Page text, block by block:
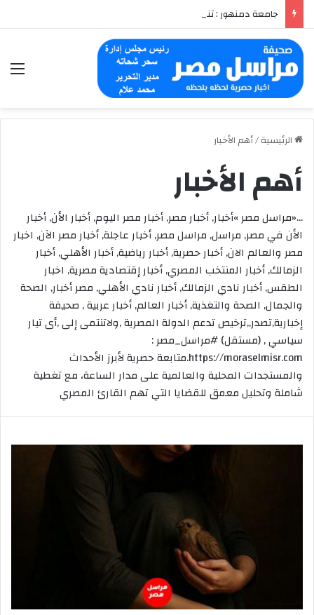
جامعة دمنهور : تنظم ندوة بعنوان ( الموسيقي والهوية المصرية )
الرئيسية/أهم الأخبار
أهم الأخبار
…«مراسل مصر »أخبار, أخبار مصر, أخبار مصر اليوم, أخبار الأن, أخبار
الأن في مصر, مراسل, مراسل مصر, أخبار عاجلة, أخبار مصر الآن, اخبار
مصر والعالم الان, أخبار حصرية, أخبار رياضية, أخبار الأهلي, أخبار
الزمالك, أخبار المنتخب المصري, أخبار إقتصادية مصرية, اخبار
الطقس, أخبار نادي الزمالك, أخبار نادي الأهلي, مصر أخبار, الصحة
والجمال, الصحة والتغذية, أخبار العالم, أخبار عربية , صحيفة
إخبارية,تصدر,,ترخيص تدعم الدولة المصرية ,ولاتنتمى إلى ,أى تيار
سياسي , (مستقل) #مراسل_مصر :
https://moraselmisr.com.متابعة حصرية لأبرز الأحداث
والمستجدات المحلية والعالمية على مدار الساعة، مع تغطية
شاملة وتحليل معمق للقضايا التي تهم القارئ المصري